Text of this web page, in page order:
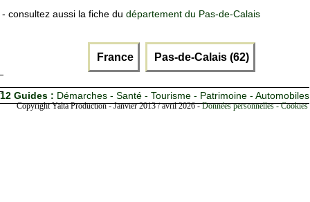
- consultez aussi la fiche du département du Pas-de-Calais
France Pas-de-Calais (62)
12 Guides : Démarches - Santé - Tourisme - Patrimoine - Automobiles
Copyright Yalta Production - Janvier 2013 / avril 2026 -Données personnelles -